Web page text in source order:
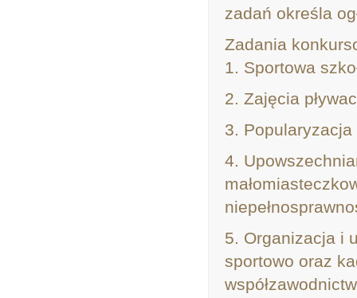
zadań określa
Zadania
1. Sportowa
2. Zajęcia
3.
4.
5. Organizacja i
sportowo oraz